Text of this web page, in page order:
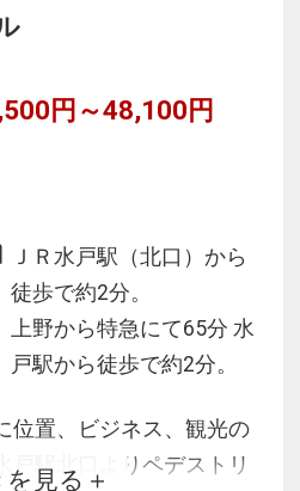
の客室を禁煙とさせてい
円～48,100円
ＪＲ水戸駅（北口）から
徒歩で約2分。
上野から特急にて65分 水
戸駅から徒歩で約2分。
位置、ビジネス、観光の
戸駅北口よりペデストリ
を見る